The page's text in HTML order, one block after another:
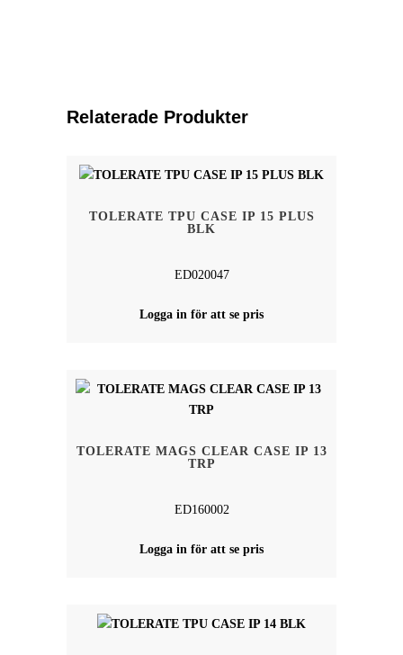
Relaterade Produkter
TOLERATE TPU CASE IP 15 PLUS
BLK
ED020047
Logga in för att se pris
TOLERATE MAGS CLEAR CASE IP 13
TRP
ED160002
Logga in för att se pris